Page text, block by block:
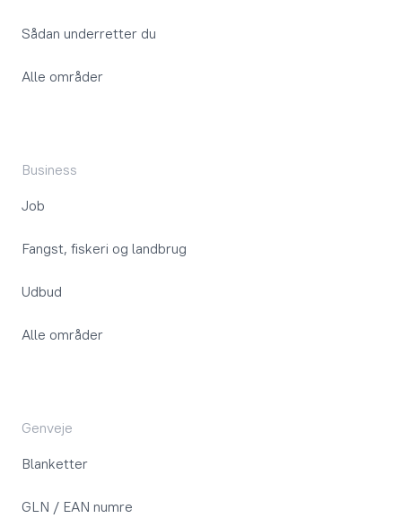
Sådan underretter du
Alle områder
Business
Job
Fangst, fiskeri og landbrug
Udbud
Alle områder
Genveje
Blanketter
GLN / EAN numre